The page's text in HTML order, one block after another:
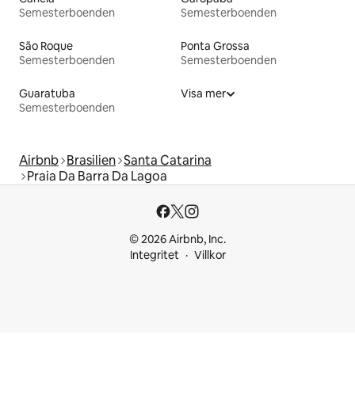
Semesterboenden
Semesterboenden
São Roque
Semesterboenden
Ponta Grossa
Semesterboenden
Guaratuba
Semesterboenden
Visa mer
Airbnb Brasilien Santa Catarina
Praia Da Barra Da Lagoa
© 2026 Airbnb, Inc.
Integritet
Villkor